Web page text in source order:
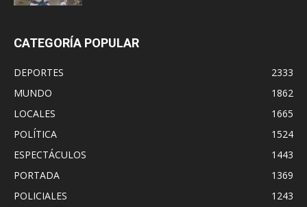
CATEGORÍA POPULAR
DEPORTES
2333
MUNDO
1862
LOCALES
1665
POLÍTICA
1524
ESPECTÁCULOS
1443
PORTADA
1369
POLICIALES
1243